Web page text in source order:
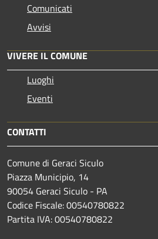
Comunicati
Avvisi
VIVERE IL COMUNE
Luoghi
Eventi
CONTATTI
Comune di Geraci Siculo
Piazza Municipio, 14
90054 Geraci Siculo - PA
Codice Fiscale: 00540780822
Partita IVA: 00540780822